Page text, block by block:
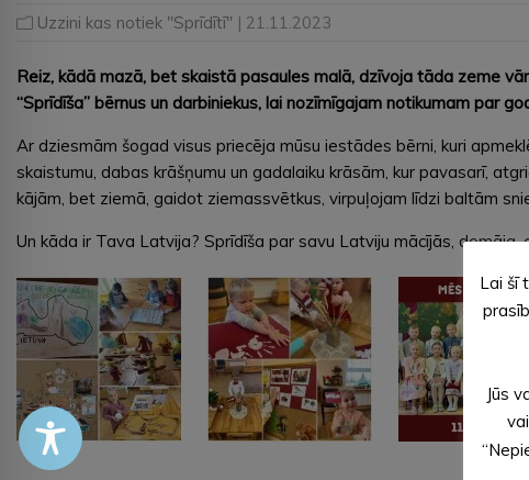
Uzzini kas notiek "Sprīdītī" | 21.11.2023
Reiz, kādā mazā, bet skaistā pasaules malā, dzīvoja tāda zeme
“Sprīdīša” bērnus un darbiniekus, lai nozīmīgajam notikumam par
Ar dziesmām šogad visus priecēja mūsu iestādes bērni, kuri
skaistumu, dabas krāšņumu un gadalaiku krāsām, kur pavasarī,
kājām, bet ziemā, gaidot ziemassvētkus, virpuļojam līdzi baltām
Un kāda ir Tava Latvija? Sprīdīša par savu Latviju mācījās,
Lai šī
Jūs